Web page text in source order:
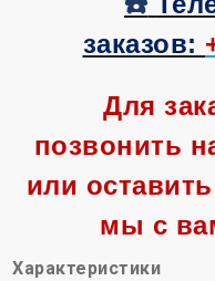
заказов:
Для
позвонить
или
мы с
Характеристики